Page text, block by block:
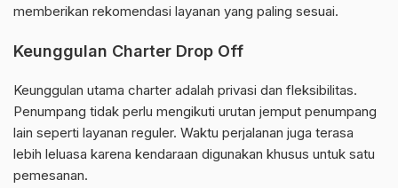
memberikan rekomendasi layanan yang paling sesuai.
Keunggulan Charter Drop Off
Keunggulan utama charter adalah privasi dan fleksibilitas.
Penumpang tidak perlu mengikuti urutan jemput penumpang
lain seperti layanan reguler. Waktu perjalanan juga terasa
lebih leluasa karena kendaraan digunakan khusus untuk satu
pemesanan.